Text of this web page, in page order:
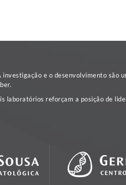
e o desenvolvimento são
laboratórios reforçam a posição de